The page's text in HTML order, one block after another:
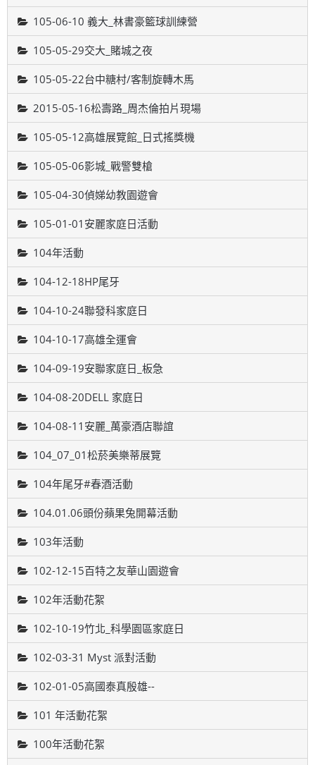
105-06-10 義大_林書豪籃球訓練營
105-05-29交大_賭城之夜
105-05-22台中糖村/客制旋轉木馬
2015-05-16松壽路_周杰倫拍片現場
105-05-12高雄展覽館_日式搖獎機
105-05-06影城_戰警雙槍
105-04-30偵娣幼教園遊會
105-01-01安麗家庭日活動
104年活動
104-12-18HP尾牙
104-10-24聯發科家庭日
104-10-17高雄全運會
104-09-19安聯家庭日_板急
104-08-20DELL 家庭日
104-08-11安麗_萬豪酒店聯誼
104_07_01松菸美樂蒂展覽
104年尾牙#春酒活動
104.01.06頭份蘋果兔開幕活動
103年活動
102-12-15百特之友華山園遊會
102年活動花絮
102-10-19竹北_科學園區家庭日
102-03-31 Myst 派對活動
102-01-05高國泰真殷雄--
101 年活動花絮
100年活動花絮